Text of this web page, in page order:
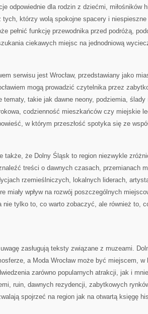
odpowiednie dla rodzin z dziećmi, miłośników
tych, którzy wolą spokojne spacery i
pełnić funkcję przewodnika przed podróżą,
ciekawych miejsc na jednodniową
serwisu jest Wrocław, przedstawiany jako
mogą prowadzić czytelnika przez
tematy, takie jak dawne neony, podziemia, ślady
codzienność mieszkańców czy miejskie
w którym przeszłość spotyka się ze
także, że Dolny Śląsk to region niezwykle
treści o dawnych czasach, przemianach
rzemieślniczych, lokalnych liderach,
miały wpływ na rozwój poszczególnych
nie tylko to, co warto zobaczyć, ale również to,
zasługują teksty związane z muzeami.
a Moda Wrocław może być miejscem,
zarówno popularnych atrakcji, jak i
ruin, dawnych rezydencji, zabytkowych
spojrzeć na region jak na otwartą księgę